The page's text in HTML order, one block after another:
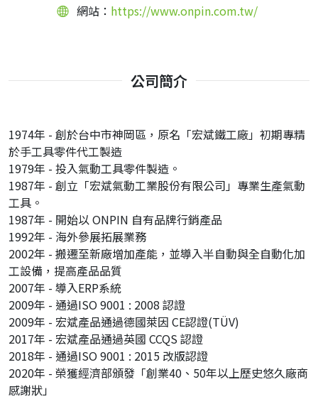
網站： https://www.onpin.com.tw/
公司簡介
1974年 - 創於台中市神岡區，原名「宏斌鐵工廠」初期專精
於手工具零件代工製造
1979年 - 投入氣動工具零件製造。
1987年 - 創立「宏斌氣動工業股份有限公司」專業生產氣動
工具。
1987年 - 開始以 ONPIN 自有品牌行銷產品
1992年 - 海外參展拓展業務
2002年 - 搬遷至新廠增加產能，並導入半自動與全自動化加
工設備，提高產品品質
2007年 - 導入ERP系統
2009年 - 通過ISO 9001 : 2008 認證
2009年 - 宏斌產品通過德國萊因 CE認證(TÜV)
2017年 - 宏斌產品通過英國 CCQS 認證
2018年 - 通過ISO 9001 : 2015 改版認證
2020年 - 榮獲經濟部頒發「創業40、50年以上歷史悠久廠商
感謝狀」